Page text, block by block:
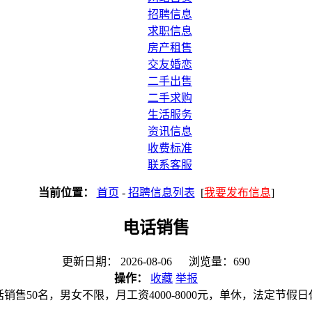
招聘信息
求职信息
房产租售
交友婚恋
二手出售
二手求购
生活服务
资讯信息
收费标准
联系客服
当前位置： 首页 - 招聘信息列表 [我要发布信息]
电话销售
更新日期： 2026-08-06 浏览量：690
操作：
收藏 举报
销售50名，男女不限，月工资4000-8000元，单休，法定节假日